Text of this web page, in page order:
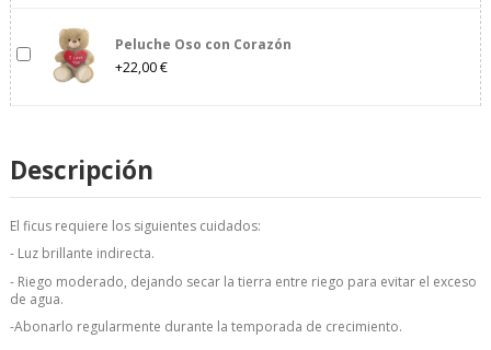
Peluche Oso con Corazón
+22,00 €
Descripción
El ficus requiere los siguientes cuidados:
- Luz brillante indirecta.
- Riego moderado, dejando secar la tierra entre riego para evitar el exceso
de agua.
-Abonarlo regularmente durante la temporada de crecimiento.